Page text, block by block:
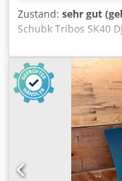
Zustand: sehr gut
Schubk Tribos SK40
Zustand Größen:
14mm 4stk 16mm